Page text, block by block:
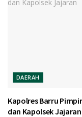
DAERAH
Kapolres Barru
dan Kapolsek Jajaran